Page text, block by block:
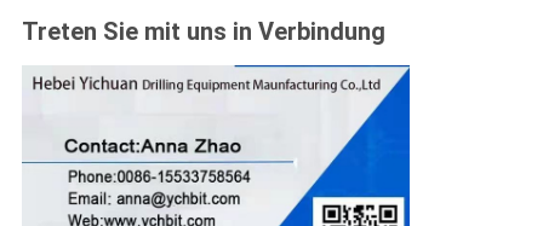
Treten Sie mit uns in Verbindung